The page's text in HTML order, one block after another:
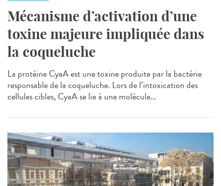
Mécanisme d’activation d’une
toxine majeure impliquée dans
la coqueluche
La protéine CyaA est une toxine produite par la bactérie
responsable de la coqueluche. Lors de l’intoxication des
cellules cibles, CyaA se lie à une molécule...